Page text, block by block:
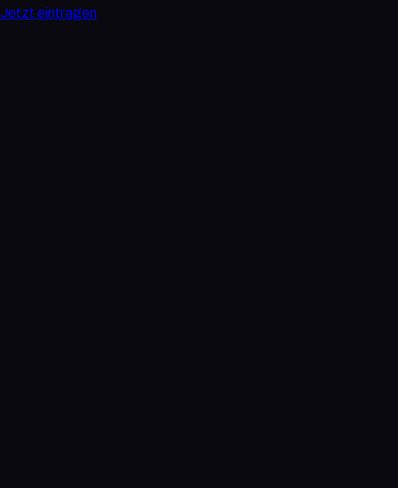
Jetzt eintragen